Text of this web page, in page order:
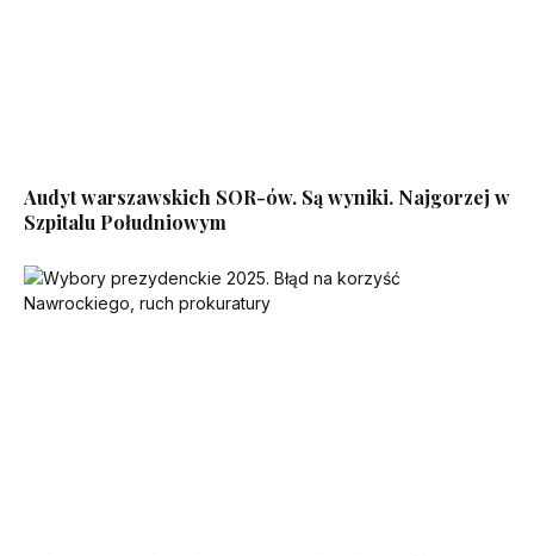
Audyt warszawskich SOR-ów. Są wyniki. Najgorzej w
Szpitalu Południowym